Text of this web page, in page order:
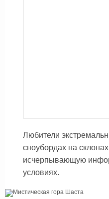
Любители
сноубордах на
исчерпывающую
условиях.